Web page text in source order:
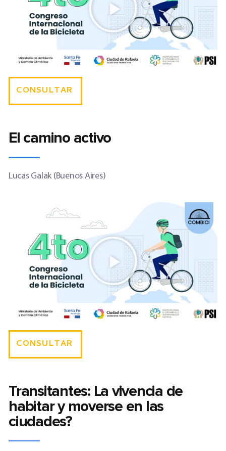
CONSULTAR
El camino activo
Lucas Galak (Buenos Aires)
CONSULTAR
Transitantes: La vivencia de
habitar y moverse en las
ciudades?